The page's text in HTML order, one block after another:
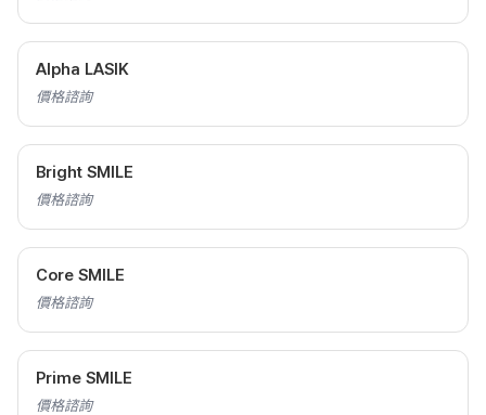
Alpha LASIK
價格諮詢
Bright SMILE
價格諮詢
Core SMILE
價格諮詢
Prime SMILE
價格諮詢